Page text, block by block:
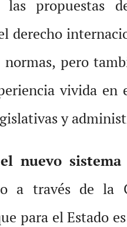
propuestas
derecho
pero
vivida en
y
nuevo
a través de la
para el Estado